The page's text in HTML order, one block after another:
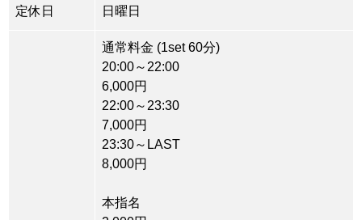
定休日 日曜日
通常料金 (1set 60分)
20:00～22:00
6,000円
22:00～23:30
7,000円
23:30～LAST
8,000円
本指名